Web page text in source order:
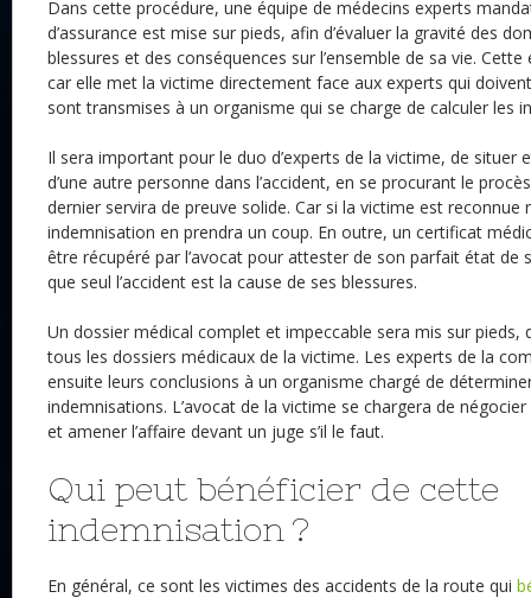
Dans cette procédure, une équipe de médecins experts
d’assurance est mise sur pieds, afin d’évaluer la gravité des
blessures et des conséquences sur l’ensemble de sa vie.
car elle met la victime directement face aux experts qui
sont transmises à un organisme qui se charge de calculer les
Il sera important pour le duo d’experts de la victime, de situer
d’une autre personne dans l’accident, en se procurant le
dernier servira de preuve solide. Car si la victime est reconnue
indemnisation en prendra un coup. En outre, un certificat
être récupéré par l’avocat pour attester de son parfait état de
que seul l’accident est la cause de ses blessures.
Un dossier médical complet et impeccable sera mis sur pieds,
tous les dossiers médicaux de la victime. Les experts de la
ensuite leurs conclusions à un organisme chargé de
indemnisations. L’avocat de la victime se chargera de
et amener l’affaire devant un juge s’il le faut.
Qui peut bénéficier de cette
indemnisation ?
En général, ce sont les victimes des accidents de la route qui